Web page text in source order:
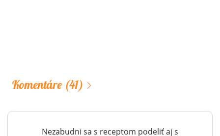
Komentáre (41)
Nezabudni sa s receptom podeliť aj s